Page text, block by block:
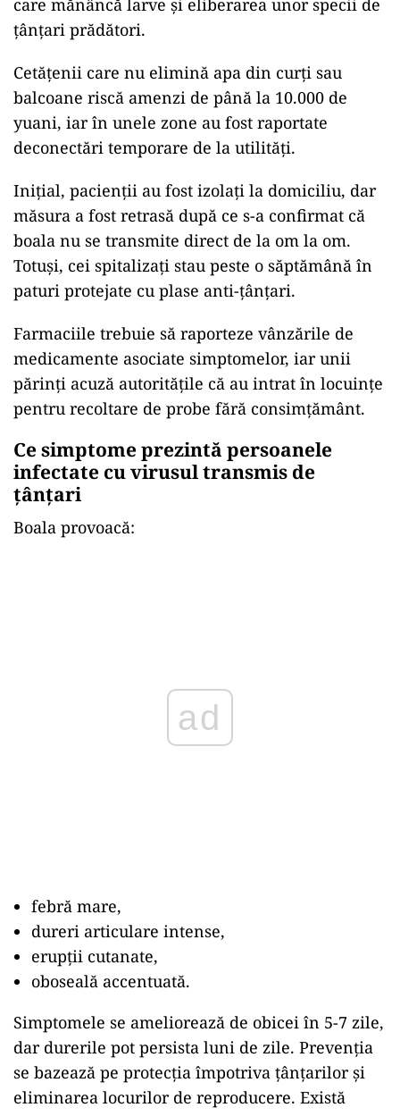
care mănâncă larve și eliberarea unor specii de
țânțari prădători.
Cetățenii care nu elimină apa din curți sau
balcoane riscă amenzi de până la 10.000 de
yuani, iar în unele zone au fost raportate
deconectări temporare de la utilități.
Inițial, pacienții au fost izolați la domiciliu, dar
măsura a fost retrasă după ce s-a confirmat că
boala nu se transmite direct de la om la om.
Totuși, cei spitalizați stau peste o săptămână în
paturi protejate cu plase anti-țânțari.
Farmaciile trebuie să raporteze vânzările de
medicamente asociate simptomelor, iar unii
părinți acuză autoritățile că au intrat în locuințe
pentru recoltare de probe fără consimțământ.
Ce simptome prezintă persoanele
infectate cu virusul transmis de
țânțari
Boala provoacă:
ad
febră mare,
dureri articulare intense,
erupții cutanate,
oboseală accentuată.
Simptomele se ameliorează de obicei în 5-7 zile,
dar durerile pot persista luni de zile. Prevenția
se bazează pe protecția împotriva țânțarilor și
eliminarea locurilor de reproducere. Există